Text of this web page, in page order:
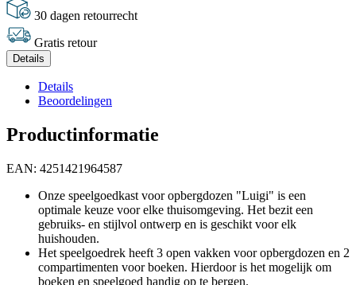
30 dagen retourrecht
Gratis retour
Details
Details
Beoordelingen
Productinformatie
EAN: 4251421964587
Onze speelgoedkast voor opbergdozen "Luigi" is een
optimale keuze voor elke thuisomgeving. Het bezit een
gebruiks- en stijlvol ontwerp en is geschikt voor elk
huishouden.
Het speelgoedrek heeft 3 open vakken voor opbergdozen en 2
compartimenten voor boeken. Hierdoor is het mogelijk om
boeken en speelgoed handig op te bergen.